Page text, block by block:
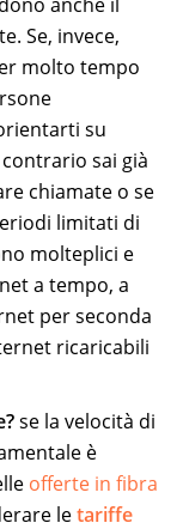
Se, invece,
molto tempo
su
contrario sai già
chiamate o se
limitati di
molteplici e
a tempo, a
per seconda
ricaricabili
se la velocità di
è
offerte in fibra
letariffe